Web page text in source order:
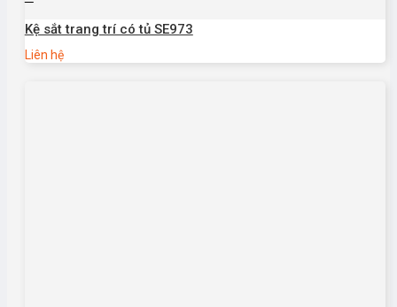
Kệ sắt trang trí có tủ SE973
Liên hệ